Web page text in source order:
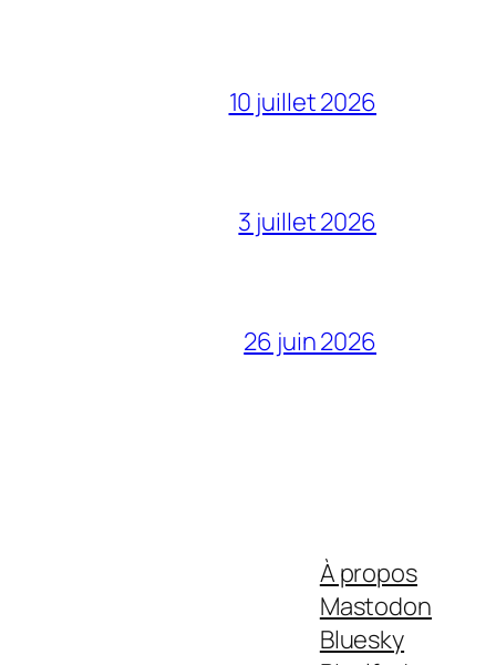
10 juillet 2026
3 juillet 2026
26 juin 2026
À propos
Mastodon
Bluesky